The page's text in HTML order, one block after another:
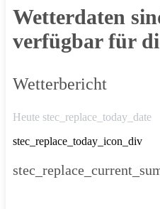
Wetterdaten
verfügbar für
Wetterbericht
Heute stec_replace_today_date
stec_replace_today_icon_div